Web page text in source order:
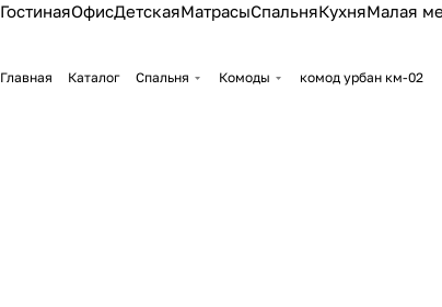
ГостинаяОфисДетскаяМатрасыСпальняКухняМалая
Главная Каталог Спальня Комоды комод урбан км-02